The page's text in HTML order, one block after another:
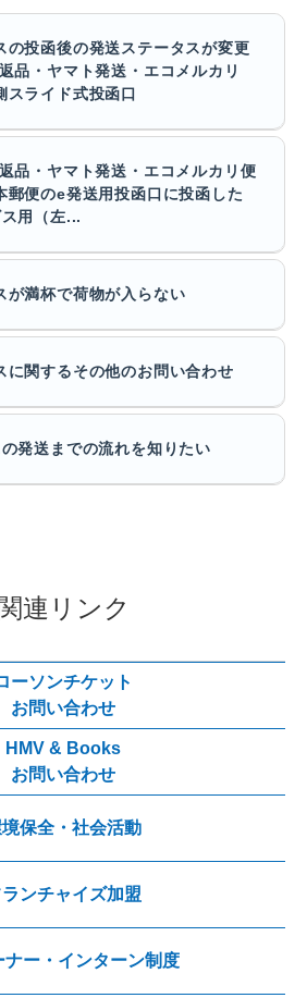
の投函後の発送ステータスが変更
品・ヤマト発送・エコメルカリ
ライド式投函口
品・ヤマト発送・エコメルカリ便
郵便のe発送用投函口に投函した
用（左...
が満杯で荷物が入らない
に関するその他のお問い合わせ
発送までの流れを知りたい
連リンク
ーソンチケット
お問い合わせ
HMV & Books
お問い合わせ
保全・社会活動
ンチャイズ加盟
ナー・インターン制度